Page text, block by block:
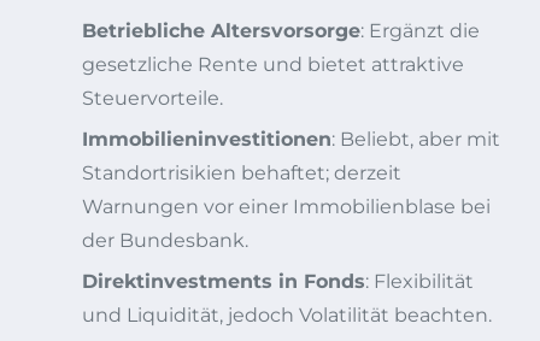
Betriebliche Altersvorsorge: Ergänzt die
gesetzliche Rente und bietet attraktive
Steuervorteile.
Immobilieninvestitionen: Beliebt, aber mit
Standortrisikien behaftet; derzeit
Warnungen vor einer Immobilienblase bei
der Bundesbank.
Direktinvestments in Fonds: Flexibilität
und Liquidität, jedoch Volatilität beachten.